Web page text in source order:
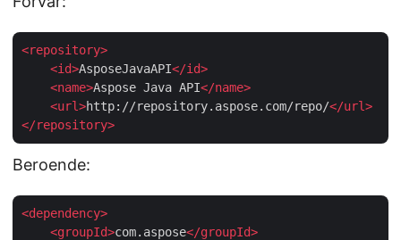
<repository>
<id>AsposeJavaAPI</id>
<name>Aspose Java API</name>
<url>http://repository.aspose.com/repo/</url>
</repository>
Beroende:
<dependency>
<groupId>com.aspose</groupId>